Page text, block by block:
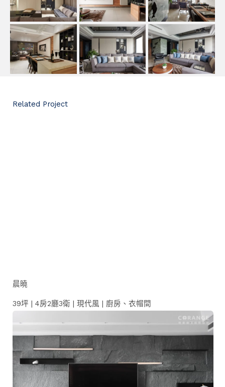
Related Project
晨曉
39坪 | 4房2廳3衛 | 現代風 | 廚房、衣帽間